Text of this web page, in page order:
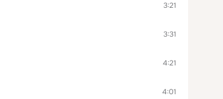
3:21
3:31
4:21
4:01